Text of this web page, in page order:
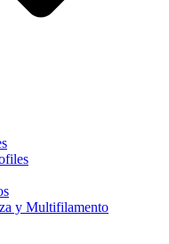
y Multifilamento